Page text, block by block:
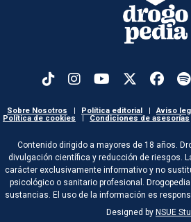
Sobre Nosotros Política editorial Aviso
Política de cookies
Condiciones de asesorías
Contenido dirigido a mayores de 18 años.
divulgación científica y reducción de riesgos.
carácter exclusivamente informativo y no
psicológico o sanitario profesional.
sustancias. El uso de la información es
Designed by NSUE